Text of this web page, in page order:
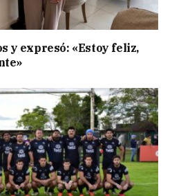
y expresó: «Estoy feliz,